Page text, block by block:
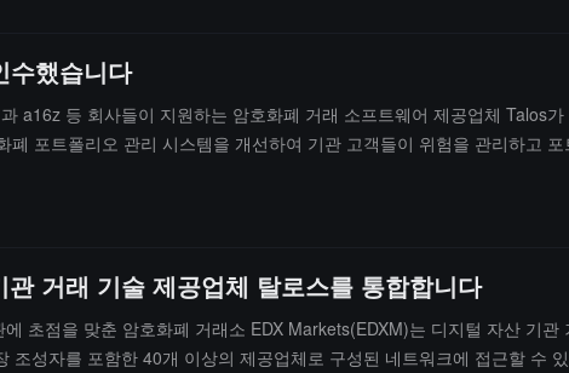
했습니다
a16z 등 회사들이 지원하는 암호화폐 거래 소프트웨어 제공업체 Talos
포트폴리오 관리 시스템을 개선하여 기관 고객들이 위험을 관리하고
거래 기술 제공업체 탈로스를 통합합니다
초점을 맞춘 암호화폐 거래소 EDX Markets(EDXM)는 디지털 자산 기
성자를 포함한 40개 이상의 제공업체로 구성된 네트워크에 접근할 수